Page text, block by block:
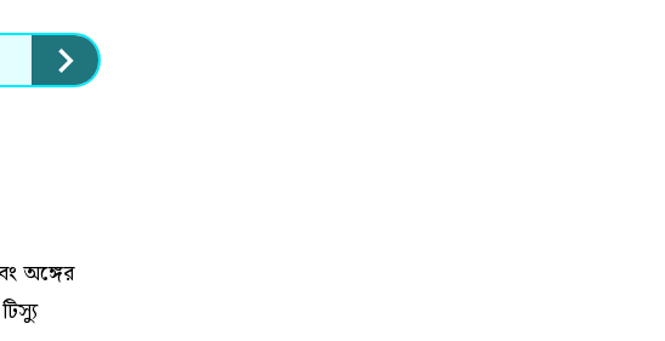
অঙ্গের